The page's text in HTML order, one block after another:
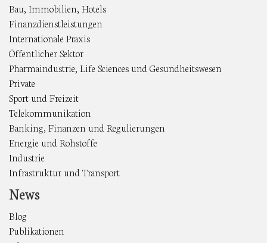
Bau, Immobilien, Hotels
Finanzdienstleistungen
Internationale Praxis
Öffentlicher Sektor
Pharmaindustrie, Life Sciences und Gesundheitswesen
Private
Sport und Freizeit
Telekommunikation
Banking, Finanzen und Regulierungen
Energie und Rohstoffe
Industrie
Infrastruktur und Transport
News
Blog
Publikationen